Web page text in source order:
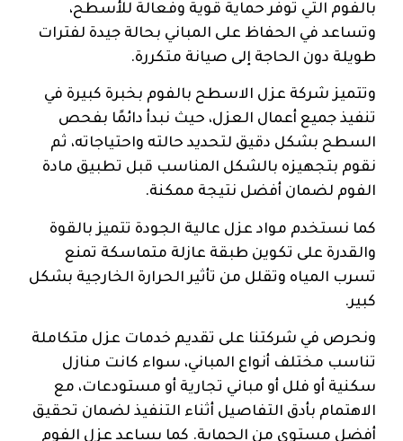
بالفوم التي توفر حماية قوية وفعالة للأسطح،
وتساعد في الحفاظ على المباني بحالة جيدة لفترات
طويلة دون الحاجة إلى صيانة متكررة.
وتتميز شركة عزل الاسطح بالفوم بخبرة كبيرة في
تنفيذ جميع أعمال العزل، حيث نبدأ دائمًا بفحص
السطح بشكل دقيق لتحديد حالته واحتياجاته، ثم
نقوم بتجهيزه بالشكل المناسب قبل تطبيق مادة
الفوم لضمان أفضل نتيجة ممكنة.
كما نستخدم مواد عزل عالية الجودة تتميز بالقوة
والقدرة على تكوين طبقة عازلة متماسكة تمنع
تسرب المياه وتقلل من تأثير الحرارة الخارجية بشكل
كبير.
ونحرص في شركتنا على تقديم خدمات عزل متكاملة
تناسب مختلف أنواع المباني، سواء كانت منازل
سكنية أو فلل أو مباني تجارية أو مستودعات، مع
الاهتمام بأدق التفاصيل أثناء التنفيذ لضمان تحقيق
أفضل مستوى من الحماية. كما يساعد عزل الفوم